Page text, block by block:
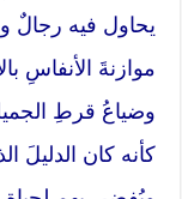
يحاول فيه رجالٌ
موازنةَ الأنفاسِ
وضياعُ قرطِ
كأنه كان